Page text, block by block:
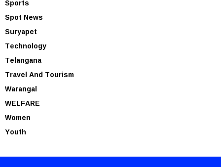
Spot News
Suryapet
Technology
Telangana
Travel And Tourism
Warangal
WELFARE
Women
Youth